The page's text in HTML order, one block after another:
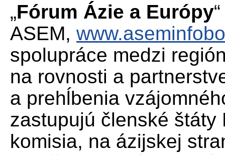
„Fórum Ázie a Európy
ASEM,
spolupráce medzi
na rovnosti a
a prehĺbenia
zastupujú členské
komisia, na ázijskej